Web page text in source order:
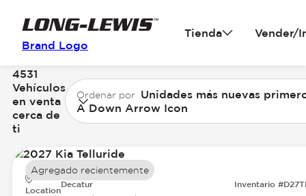
Brand Logo
Tienda Vender/
4531
Vehículos
en venta
cerca de
ti
Ordenar por Unidades más nuevas
A Down Arrow Icon
Location
Decatur Inventario
Agregado recientemente